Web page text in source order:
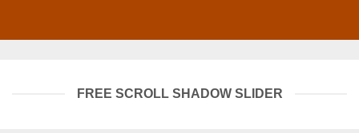
FREE SCROLL SHADOW SLIDER